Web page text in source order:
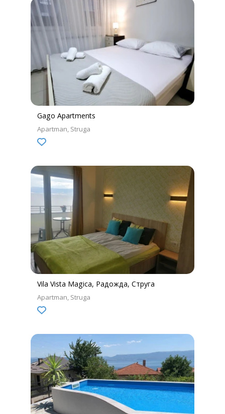
Gago Apartments
Apartman Struga
Vila Vista Magica, Радожда, Струга
Apartman Struga